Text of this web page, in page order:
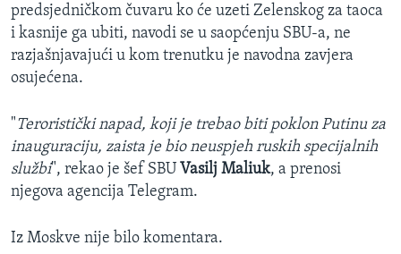
predsjedničkom čuvaru ko će uzeti Zelenskog za taoca
i kasnije ga ubiti, navodi se u saopćenju SBU-a, ne
razjašnjavajući u kom trenutku je navodna zavjera
osujećena.
"Teroristički napad, koji je trebao biti poklon Putinu za
inauguraciju, zaista je bio neuspjeh ruskih specijalnih
službi", rekao je šef SBU Vasilj Maliuk, a prenosi
njegova agencija Telegram.
Iz Moskve nije bilo komentara.